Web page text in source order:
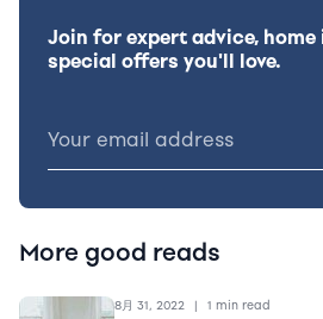
Join for expert advice,
special offers you'll love.
More good reads
8月 31, 2022 | 1 min read